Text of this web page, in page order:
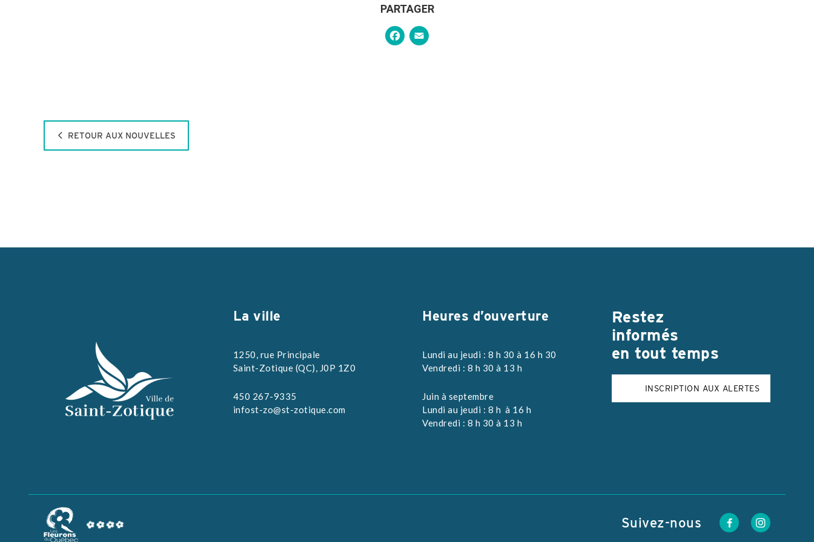
PARTAGER
Facebook
RETOUR AUX NOUVELLES
La ville
1250, rue Principale
Saint-Zotique (QC), J0P 1Z0
450 267-9335
infost-zo@st-zotique.com
Heures d’ouverture
Lundi au jeudi : 8 h 30 à 16 h 30
Vendredi : 8 h 30 à 13 h
Juin à septembre
Lundi au jeudi : 8 h à 16 h
Vendredi : 8 h 30 à 13 h
Restez
informés
en tout temps
INSCRIPTION AUX ALERTES
Suivez-nous